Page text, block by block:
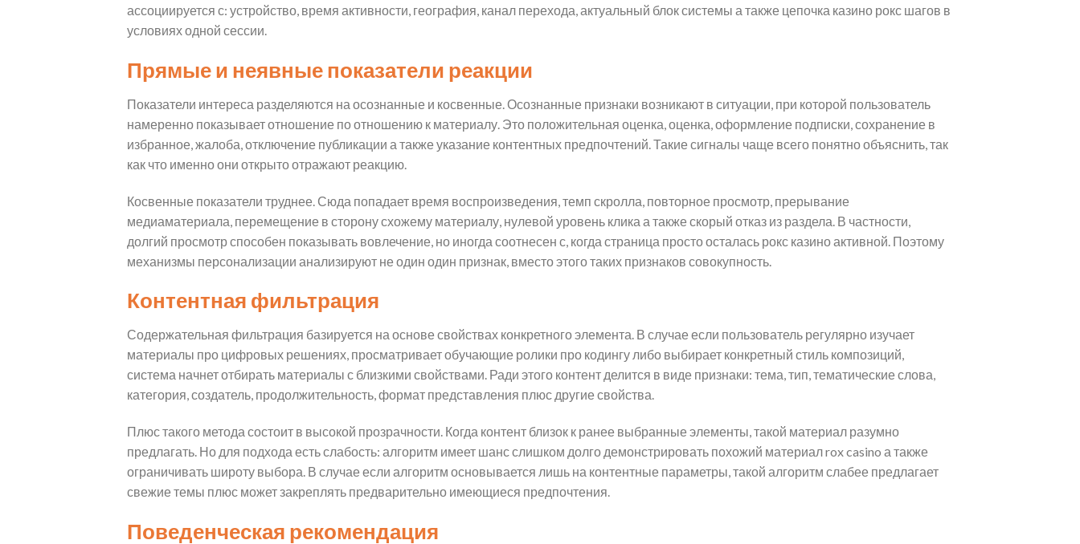
ассоциируется с: устройство, время активности, география, канал перехода, актуальный блок системы а также цепочка казино рокс шагов в
условиях одной сессии.
Прямые и неявные показатели реакции
Показатели интереса разделяются на осознанные и косвенные. Осознанные признаки возникают в ситуации, при которой пользователь
намеренно показывает отношение по отношению к материалу. Это положительная оценка, оценка, оформление подписки, сохранение в
избранное, жалоба, отключение публикации а также указание контентных предпочтений. Такие сигналы чаще всего понятно объяснить, так
как что именно они открыто отражают реакцию.
Косвенные показатели труднее. Сюда попадает время воспроизведения, темп скролла, повторное просмотр, прерывание
медиаматериала, перемещение в сторону схожему материалу, нулевой уровень клика а также скорый отказ из раздела. В частности,
долгий просмотр способен показывать вовлечение, но иногда соотнесен с, когда страница просто осталась рокс казино активной. Поэтому
механизмы персонализации анализируют не один один признак, вместо этого таких признаков совокупность.
Контентная фильтрация
Содержательная фильтрация базируется на основе свойствах конкретного элемента. В случае если пользователь регулярно изучает
материалы про цифровых решениях, просматривает обучающие ролики про кодингу либо выбирает конкретный стиль композиций,
система начнет отбирать материалы с близкими свойствами. Ради этого контент делится в виде признаки: тема, тип, тематические слова,
категория, создатель, продолжительность, формат представления плюс другие свойства.
Плюс такого метода состоит в высокой прозрачности. Когда контент близок к ранее выбранные элементы, такой материал разумно
предлагать. Но для подхода есть слабость: алгоритм имеет шанс слишком долго демонстрировать похожий материал rox casino а также
ограничивать широту выбора. В случае если алгоритм основывается лишь на контентные параметры, такой алгоритм слабее предлагает
свежие темы плюс может закреплять предварительно имеющиеся предпочтения.
Поведенческая рекомендация